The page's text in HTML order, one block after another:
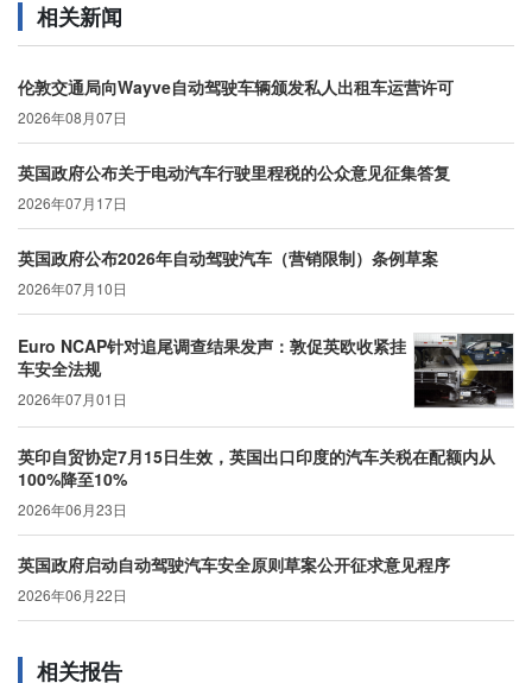
相关新闻
伦敦交通局向Wayve自动驾驶车辆颁发私人出租车运营许可
2026年08月07日
英国政府公布关于电动汽车行驶里程税的公众意见征集答复
2026年07月17日
英国政府公布2026年自动驾驶汽车（营销限制）条例草案
2026年07月10日
Euro NCAP针对追尾调查结果发声：敦促英欧收紧挂
车安全法规
2026年07月01日
英印自贸协定7月15日生效，英国出口印度的汽车关税在配额内从
100%降至10%
2026年06月23日
英国政府启动自动驾驶汽车安全原则草案公开征求意见程序
2026年06月22日
相关报告